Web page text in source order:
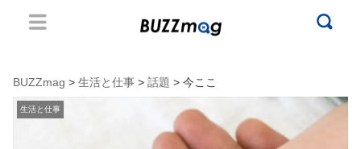
BUZZmag > 生活と仕事 > 話題 > 今ここ
生活と仕事